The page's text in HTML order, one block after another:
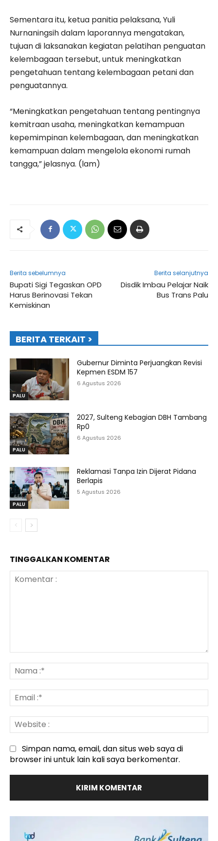
Sementara itu, ketua panitia pelaksana, Yuli
Nurnaningsih dalam laporannya mengatakan,
tujuan di laksanakan kegiatan pelatihan penguatan
kelembagaan tersebut, untuk meningkatkan
pengetahuan tentang kelembagaan petani dan
penguatannya.
“Meningkatkan pengetahuan tentang pentingnya
kemitraan usaha, meningkatkan kemampuan
kepemimpinan kelembagaan, dan meningkatkan
kemampuan dalam mengelola ekonomi rumah
tangga,” jelasnya. (lam)
Berita sebelumnya
Bupati Sigi Tegaskan OPD
Harus Berinovasi Tekan
Kemiskinan
Berita selanjutnya
Disdik Imbau Pelajar Naik
Bus Trans Palu
BERITA TERKAIT >
PALU
Gubernur Diminta Perjuangkan Revisi
Kepmen ESDM 157
6 Agustus 2026
PALU
2027, Sulteng Kebagian DBH Tambang
Rp0
6 Agustus 2026
PALU
Reklamasi Tanpa Izin Dijerat Pidana
Berlapis
5 Agustus 2026
TINGGALKAN KOMENTAR
:*
:*
:
Simpan nama, email, dan situs web saya di
browser ini untuk lain kali saya berkomentar.